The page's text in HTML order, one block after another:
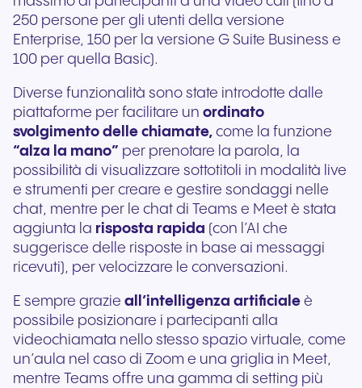
250 persone per gli utenti della versione
Enterprise, 150 per la versione G Suite Business e
100 per quella Basic).
Diverse funzionalità sono state introdotte dalle
piattaforme per facilitare un ordinato
svolgimento delle chiamate, come la funzione
“alza la mano” per prenotare la parola, la
possibilità di visualizzare sottotitoli in modalità live
e strumenti per creare e gestire sondaggi nelle
chat, mentre per le chat di Teams e Meet è stata
aggiunta la risposta rapida (con l’AI che
suggerisce delle risposte in base ai messaggi
ricevuti), per velocizzare le conversazioni.
E sempre grazie all’intelligenza artificiale è
possibile posizionare i partecipanti alla
videochiamata nello stesso spazio virtuale, come
un’aula nel caso di Zoom e una griglia in Meet,
mentre Teams offre una gamma di setting più